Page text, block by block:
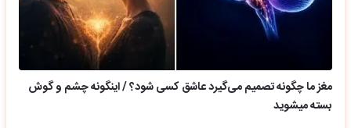
مغز ما چگونه تصمیم می‌گیرد عاشق کسی شود؟ / اینگونه چشم و گوش
بسته میشوید